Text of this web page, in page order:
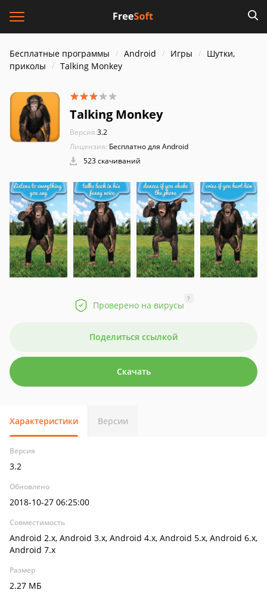
Бесплатные программы Android Игры
Шутки,
приколы
Talking Monkey
Talking Monkey
Версия:3.2
Лицензия: Бесплатно для Android
523 скачиваний
Проверено на вирусы
?
Поделиться ссылкой
Скачать
Характеристики Версии
Версия
3.2
Обновлено
2018-10-27 06:25:00
Совместимость
Android 2.x, Android 3.x, Android 4.x, Android 5.x, Android 6.x,
Android 7.x
Размер
2.27 МБ